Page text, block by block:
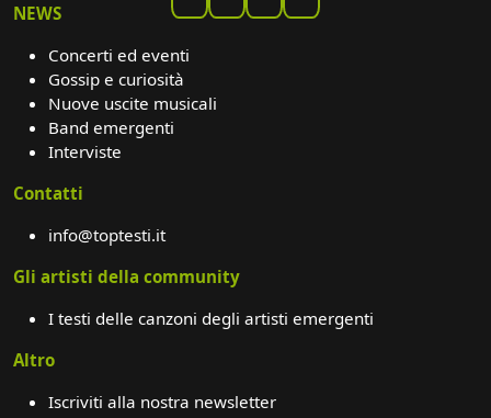
NEWS
Concerti ed eventi
Gossip e curiosità
Nuove uscite musicali
Band emergenti
Interviste
Contatti
info@toptesti.it
Gli artisti della community
I testi delle canzoni degli artisti emergenti
Altro
Iscriviti alla nostra newsletter